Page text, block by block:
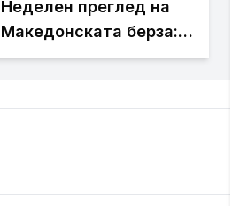
Неделен преглед на
Македонската берза:
промет од 101,01
најтргувани акциите